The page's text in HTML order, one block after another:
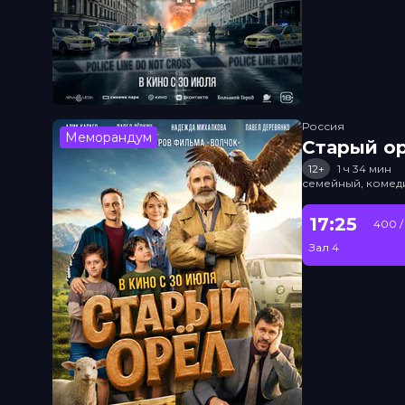
Меморандум
Россия
Старый
12+
1 ч 34 мин
семейный,
17:25
Зал 4
400 /